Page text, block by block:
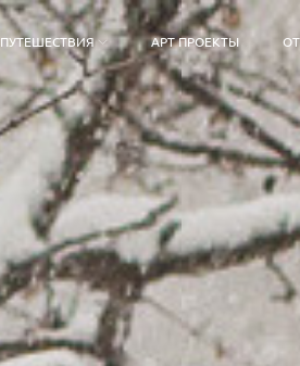
ПУТЕШЕСТВИЯ АРТ ПРОЕКТЫ